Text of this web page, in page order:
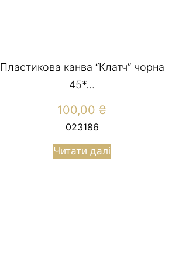
Пластикова канва “Клатч” чорна
45*...
100,00 ₴
023186
Читати далі